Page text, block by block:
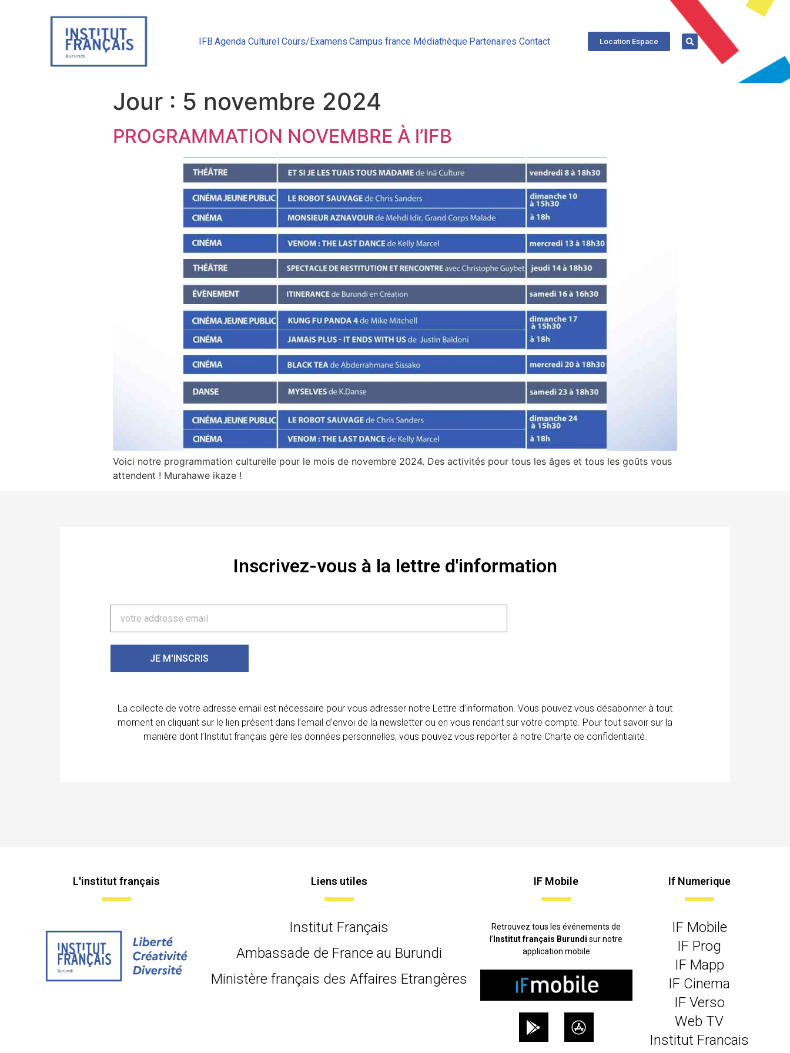
IFB Agenda Culturel Cours/Examens Campus france Médiathèque Partenaires Contact Location Espace
Jour : 5 novembre 2024
PROGRAMMATION NOVEMBRE À l’IFB
Voici notre programmation culturelle pour le mois de novembre 2024. Des activités pour tous les âges et tous les goûts vous
attendent ! Murahawe ikaze !
Inscrivez-vous à la lettre d'information
JE M'INSCRIS
La collecte de votre adresse email est nécessaire pour vous adresser notre Lettre d’information. Vous pouvez vous désabonner à tout
moment en cliquant sur le lien présent dans l’email d’envoi de la newsletter ou en vous rendant sur votre compte. Pour tout savoir sur la
manière dont l’Institut français gère les données personnelles, vous pouvez vous reporter à notre Charte de confidentialité.
L'institut français Liens utiles
Institut Français
Ambassade de France au Burundi
Ministère français des Affaires Etrangères
IF Mobile
Retrouvez tous les événements de
l’ Institut français Burundisur notre
application mobile
If Numerique
IF Mobile
IF Prog
IF Mapp
IF Cinema
IF Verso
Web TV
Institut Francais